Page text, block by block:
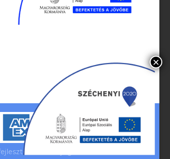
Minden jog fenntartva